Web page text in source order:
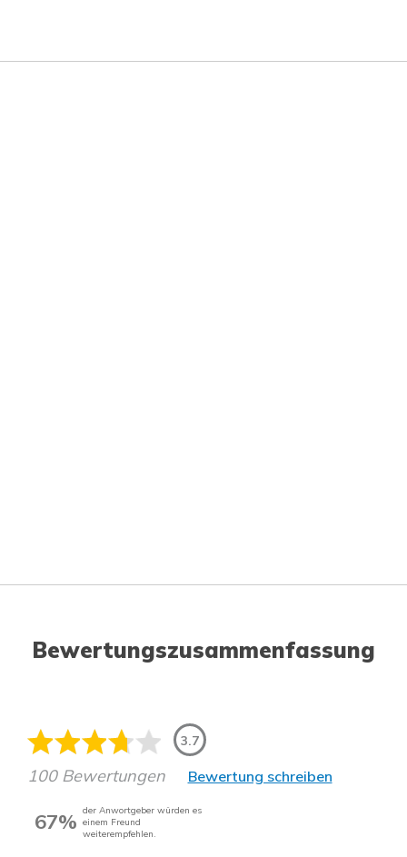
Bewertungszusammenfassung
3.7
100 Bewertungen Bewertung schreiben
67% der Anwortgeber würden es
einem Freund
weiterempfehlen.